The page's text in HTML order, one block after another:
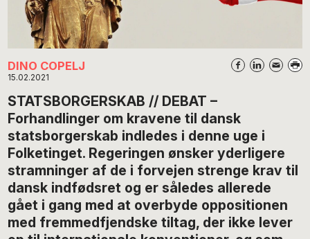
DINO COPELJ
15.02.2021
STATSBORGERSKAB // DEBAT –
Forhandlinger om kravene til dansk
statsborgerskab indledes i denne uge i
Folketinget. Regeringen ønsker yderligere
stramninger af de i forvejen strenge krav til
dansk indfødsret og er således allerede
gået i gang med at overbyde oppositionen
med fremmedfjendske tiltag, der ikke lever